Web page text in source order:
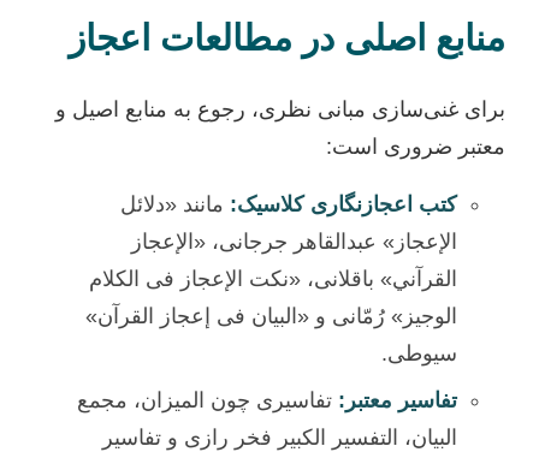
منابع اصلی در مطالعات اعجاز
برای غنی‌سازی مبانی نظری، رجوع به منابع اصیل و
معتبر ضروری است:
کتب اعجازنگاری کلاسیک: مانند «دلائل
الإعجاز» عبدالقاهر جرجانی، «الإعجاز
القرآني» باقلانی، «نکت الإعجاز فی الکلام
الوجیز» رُمّانی و «البیان فی إعجاز القرآن»
سیوطی.
تفاسیر معتبر: تفاسیری چون المیزان، مجمع
البیان، التفسیر الکبیر فخر رازی و تفاسیر